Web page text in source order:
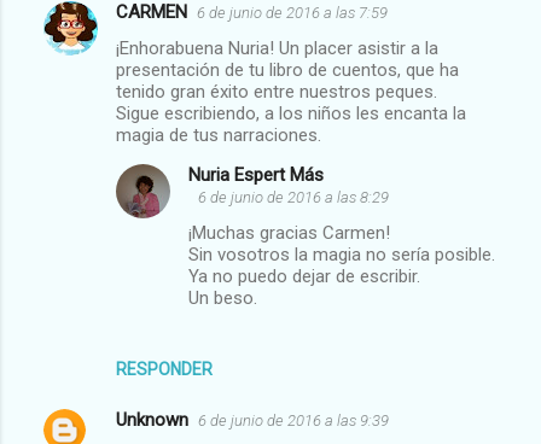
CARMEN 6 de junio de 2016 a las 7:59
¡Enhorabuena Nuria! Un placer asistir a la
presentación de tu libro de cuentos, que ha
tenido gran éxito entre nuestros peques.
Sigue escribiendo, a los niños les encanta la
magia de tus narraciones.
RESPONDER
Nuria Espert Más
6 de junio de 2016 a las 8:29
¡Muchas gracias Carmen!
Sin vosotros la magia no sería posible.
Ya no puedo dejar de escribir.
Un beso.
Unknown 6 de junio de 2016 a las 9:39